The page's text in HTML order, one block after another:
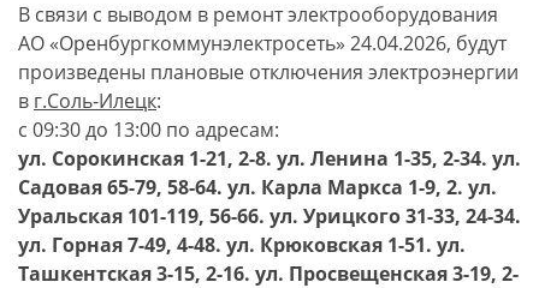
В связи с выводом в ремонт электрооборудования
АО «Оренбургкоммунэлектросеть» 24.04.2026, будут
произведены плановые отключения электроэнергии
в г.Соль-Илецк:
с 09:30 до 13:00 по адресам:
ул. Сорокинская 1-21, 2-8. ул. Ленина 1-35, 2-34. ул.
Садовая 65-79, 58-64. ул. Карла Маркса 1-9, 2. ул.
Уральская 101-119, 56-66. ул. Урицкого 31-33, 24-34.
ул. Горная 7-49, 4-48. ул. Крюковская 1-51. ул.
Ташкентская 3-15, 2-16. ул. Просвещенская 3-19, 2-